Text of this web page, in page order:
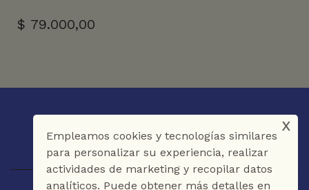
$ 79.000,00
Empleamos cookies y tecnologías similares
para personalizar su experiencia, realizar
actividades de marketing y recopilar datos
analíticos. Puede obtener más detalles en
x